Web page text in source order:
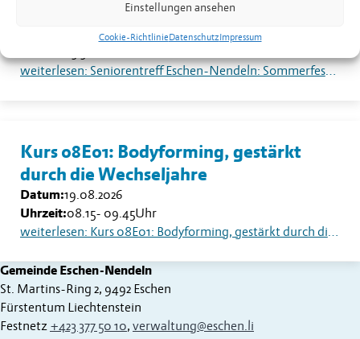
Einstellungen ansehen
Cookie-RichtlinieDatenschutzImpressum
Sommerfest auf dem Dorfplatz
18.08.2026
weiterlesen: Seniorentreff Eschen-Nendeln: Sommerfest auf dem Dorfplatz
Kurs 08E01: Bodyforming, gestärkt
durch die Wechseljahre
Datum:19.08.2026
Uhrzeit:08.15- 09.45Uhr
weiterlesen: Kurs 08E01: Bodyforming, gestärkt durch die Wechseljahre
Gemeinde Eschen-Nendeln
St. Martins-Ring 2, 9492 Eschen
Fürstentum Liechtenstein
Festnetz +423 377 50 10, verwaltung@eschen.li